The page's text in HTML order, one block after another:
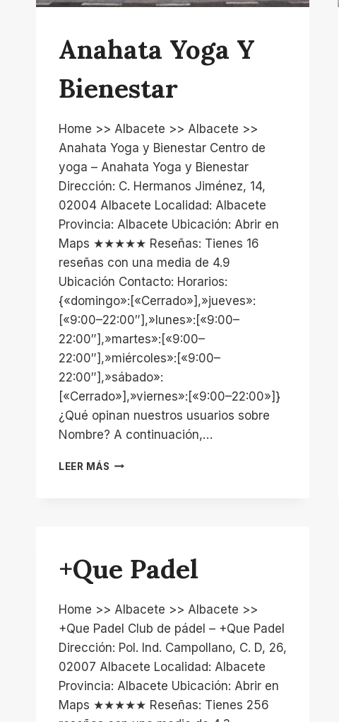
Anahata Yoga Y
Bienestar
Home >> Albacete >> Albacete >>
Anahata Yoga y Bienestar Centro de
yoga – Anahata Yoga y Bienestar
Dirección: C. Hermanos Jiménez, 14,
02004 Albacete Localidad: Albacete
Provincia: Albacete Ubicación: Abrir en
Maps ★★★★★ Reseñas: Tienes 16
reseñas con una media de 4.9
Ubicación Contacto: Horarios:
{«domingo»:[«Cerrado»],»jueves»:
[«9:00–22:00″],»lunes»:[«9:00–
22:00″],»martes»:[«9:00–
22:00″],»miércoles»:[«9:00–
22:00″],»sábado»:
[«Cerrado»],»viernes»:[«9:00–22:00»]}
¿Qué opinan nuestros usuarios sobre
Nombre? A continuación,…
LEER MÁS ANAHATA
+Que Padel
Home >> Albacete >> Albacete >>
+Que Padel Club de pádel – +Que Padel
Dirección: Pol. Ind. Campollano, C. D, 26,
02007 Albacete Localidad: Albacete
Provincia: Albacete Ubicación: Abrir en
Maps ★★★★★ Reseñas: Tienes 256